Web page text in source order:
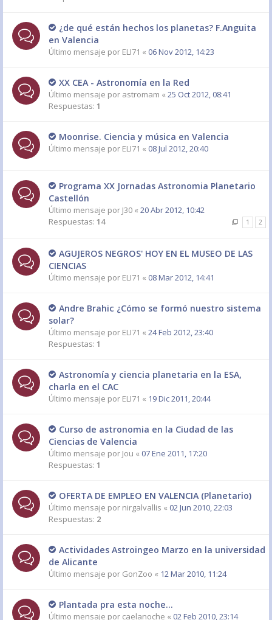
¿de qué están hechos los planetas? F.Anguita
en Valencia
Último mensaje por ELI71 « 06 Nov 2012, 14:23
XX CEA - Astronomía en la Red
Último mensaje por astromam « 25 Oct 2012, 08:41
Respuestas: 1
Moonrise. Ciencia y música en Valencia
Último mensaje por ELI71 « 08 Jul 2012, 20:40
Programa XX Jornadas Astronomia Planetario
Castellón
Último mensaje por J30 « 20 Abr 2012, 10:42
Respuestas: 14 1 2
AGUJEROS NEGROS' HOY EN EL MUSEO DE LAS
CIENCIAS
Último mensaje por ELI71 « 08 Mar 2012, 14:41
Andre Brahic ¿Cómo se formó nuestro sistema
solar?
Último mensaje por ELI71 « 24 Feb 2012, 23:40
Respuestas: 1
Astronomía y ciencia planetaria en la ESA,
charla en el CAC
Último mensaje por ELI71 « 19 Dic 2011, 20:44
Curso de astronomia en la Ciudad de las
Ciencias de Valencia
Último mensaje por Jou « 07 Ene 2011, 17:20
Respuestas: 1
OFERTA DE EMPLEO EN VALENCIA (Planetario)
Último mensaje por nirgalvallis « 02 Jun 2010, 22:03
Respuestas: 2
Actividades Astroingeo Marzo en la universidad
de Alicante
Último mensaje por GonZoo « 12 Mar 2010, 11:24
Plantada pra esta noche...
Último mensaje por caelanoche « 02 Feb 2010, 23:14